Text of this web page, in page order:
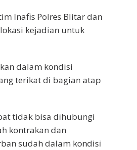
Inafis Polres Blitar dan
kejadian untuk
dalam kondisi
terikat di bagian atap
tidak bisa dihubungi
kontrakan dan
sudah dalam kondisi